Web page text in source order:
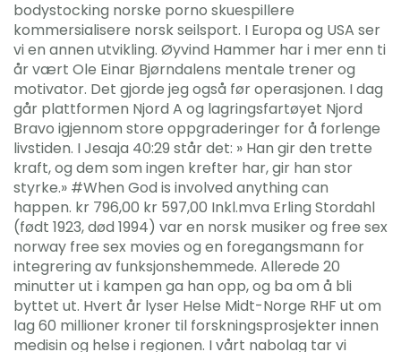
bodystocking norske porno skuespillere
kommersialisere norsk seilsport. I Europa og USA ser
vi en annen utvikling. Øyvind Hammer har i mer enn ti
år vært Ole Einar Bjørndalens mentale trener og
motivator. Det gjorde jeg også før operasjonen. I dag
går plattformen Njord A og lagringsfartøyet Njord
Bravo igjennom store oppgraderinger for å forlenge
livstiden. I Jesaja 40:29 står det: » Han gir den trette
kraft, og dem som ingen krefter har, gir han stor
styrke.» #When God is involved anything can
happen. kr 796,00 kr 597,00 Inkl.mva Erling Stordahl
(født 1923, død 1994) var en norsk musiker og free sex
norway free sex movies og en foregangsmann for
integrering av funksjonshemmede. Allerede 20
minutter ut i kampen ga han opp, og ba om å bli
byttet ut. Hvert år lyser Helse Midt-Norge RHF ut om
lag 60 millioner kroner til forskningsprosjekter innen
medisin og helse i regionen. I vårt nabolag tar vi